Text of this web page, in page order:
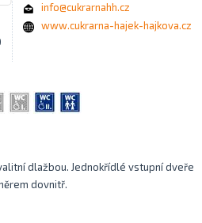
info@cukrarnahh.cz
www.cukrarna-hajek-hajkova.cz
dlažbou. Jednokřídlé vstupní dveře
dovnitř.